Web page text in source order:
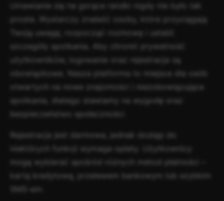
Umawianie się na gorące randki nigdy nie było tak
proste. Wystarczy znaleźć osoby, które przyciągają
Twoją uwagę, rozpocząć rozmowę i ustalić
szczegóły spotkania. Aby chronić prywatność
użytkowników, logowanie oraz rejestracja są
obowiązkowe. Nasza platforma to miejsce dla osób
otwartych na nowe znajomości i niezobowiązujące
spotkania, dlatego stawiamy na wygodę oraz
bezpieczeństwo społeczności.
Rejestracja jest darmowa, jednak dostęp do
niektórych funkcji wymaga opłaty. Użytkownicy
mogą wybierać spośród różnych metod płatności –
kartą kredytową, przelewem bankowym lub szybkim
SMS-em.